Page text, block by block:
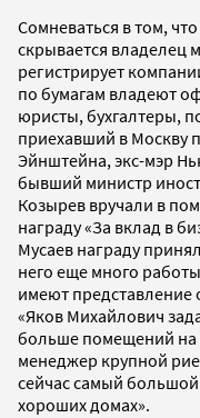
Сомневаться в том,
скрывается владелец
регистрирует
по бумагам владеют
юристы, бухгалтеры,
приехавший в Москву
Эйнштейна, экс-мэр
бывший министр
Козырев вручали в
награду «За вклад в
Мусаев награду
него еще много
имеют представление
«Яков Михайлович
больше помещений на
менеджер крупной
сейчас самый
хороших домах».